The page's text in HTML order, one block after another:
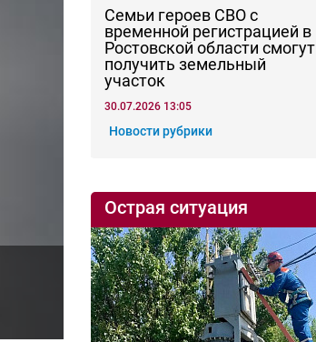
Семьи героев СВО с
временной регистрацией в
Ростовской области смогут
получить земельный
участок
30.07.2026 13:05
Новости рубрики
Острая ситуация